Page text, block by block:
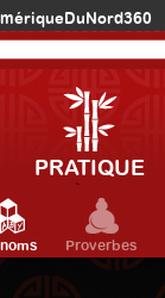
PRATIQUE
Proverbes